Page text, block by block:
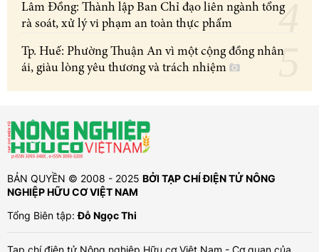
Lâm Đồng: Thành lập Ban Chỉ đạo liên ngành tổng
rà soát, xử lý vi phạm an toàn thực phẩm
Tp. Huế: Phường Thuận An vì một cộng đồng nhân
ái, giàu lòng yêu thương và trách nhiệm
BẢN QUYỀN © 2008 - 2025 BỞI TẠP CHÍ ĐIỆN TỬ NÔNG
NGHIỆP HỮU CƠ VIỆT NAM
Tổng Biên tập:Đỗ Ngọc Thi
Tạp chí điện tử Nông nghiệp Hữu cơ Việt Nam - Cơ quan của